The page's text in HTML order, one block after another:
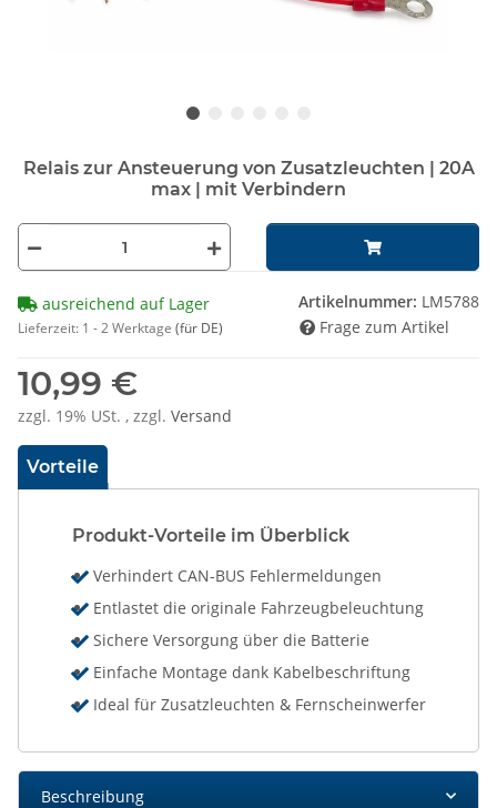
Relais zur Ansteuerung von Zusatzleuchten | 20A
max | mit Verbindern
10,99 €
zzgl. 19% USt. , zzgl. Versand
Vorteile
Produkt-Vorteile im Überblick
Verhindert CAN-BUS Fehlermeldungen
Entlastet die originale Fahrzeugbeleuchtung
Sichere Versorgung über die Batterie
Einfache Montage dank Kabelbeschriftung
Ideal für Zusatzleuchten & Fernscheinwerfer
ausreichend auf Lager
Lieferzeit: 1 - 2 Werktage (für DE)
Artikelnummer: LM5788
Frage zum Artikel
Beschreibung